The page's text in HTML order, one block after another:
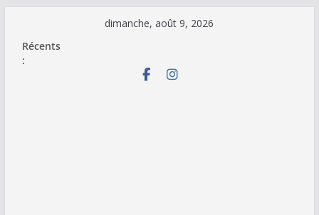
contenu
dimanche, août 9, 2026
Récents
: